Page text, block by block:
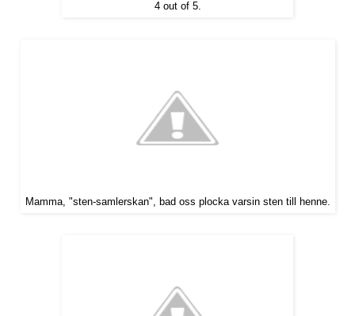
4 out of 5.
Mamma, "sten-samlerskan", bad oss plocka varsin sten till henne.